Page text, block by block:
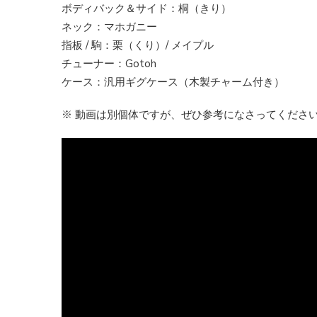
ボディバック＆サイド：桐（きり）
ネック：マホガニー
指板 / 駒：栗（くり）/ メイプル
チューナー：Gotoh
ケース：汎用ギグケース（木製チャーム付き）
※ 動画は別個体ですが、ぜひ参考になさってくださ